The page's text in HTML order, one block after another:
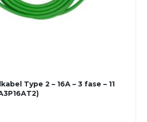
Type 2 – 16A – 3 fase – 11